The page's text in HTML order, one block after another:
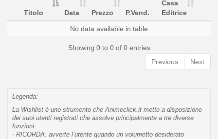
Titolo Data Prezzo P.Vend.
Casa
Editrice
No data available in table
Showing 0 to 0 of 0 entries
Previous
Next
Legenda:
La Wishlist è uno strumento che Animeclick.it mette a disposizione
dei suoi utenti registrati che assolve principalmente a tre diverse
funzioni:
- RICORDA: avverte l’utente quando un volumetto desiderato